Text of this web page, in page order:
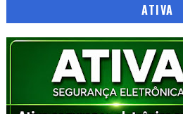
ATIVA